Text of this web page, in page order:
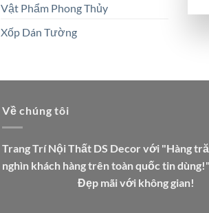
Vật Phẩm Phong Thủy
Xốp Dán Tường
Về chúng tôi
Trang Trí Nội Thất DS Decor với "Hàng
nghìn khách hàng trên toàn quốc tin dùng!"
Đẹp mãi với không gian!